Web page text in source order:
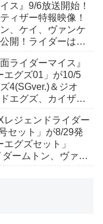
ス』9/6放送開始！
ィザー特報映像！
、ケイ、ヴァンケ
開！ライダーは子
ライダーマイス』
エグズ01」が10/5
4(SGver.)＆ジオ
エグズ、カイザ、
レジェンドライダー
セット」が8/29発
グズセット」
ームトン、ヴァン